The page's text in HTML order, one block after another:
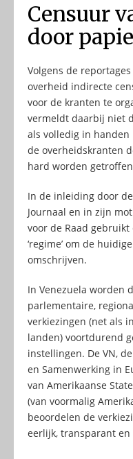
Censuur
door
Volgens de
overheid indirecte
voor de kranten te
vermeldt daarbij niet
als volledig in
de overheidskranten
hard worden
In de inleiding door
Journaal en in zijn
voor de Raad
‘regime’ om de
omschrijven.
In Venezuela worden
parlementaire,
verkiezingen (net als
landen) voortdurend
instellingen. De VN,
en Samenwerking in
van Amerikaanse
(van voormalig
beoordelen de
eerlijk, transparant en